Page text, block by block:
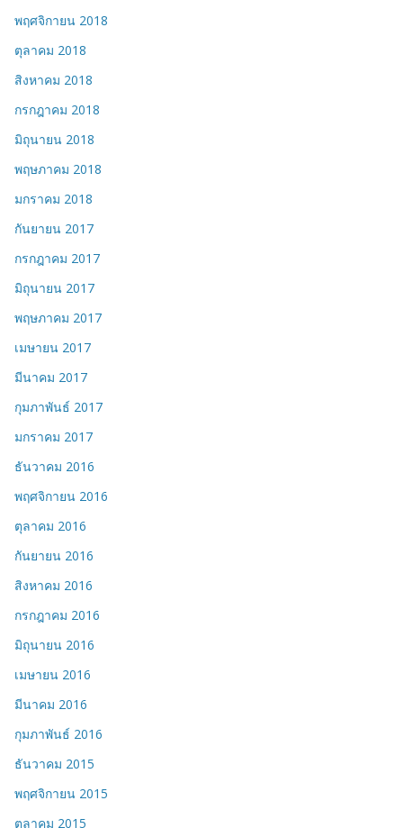
พฤศจิกายน 2018
ตุลาคม 2018
สิงหาคม 2018
กรกฎาคม 2018
มิถุนายน 2018
พฤษภาคม 2018
มกราคม 2018
กันยายน 2017
กรกฎาคม 2017
มิถุนายน 2017
พฤษภาคม 2017
เมษายน 2017
มีนาคม 2017
กุมภาพันธ์ 2017
มกราคม 2017
ธันวาคม 2016
พฤศจิกายน 2016
ตุลาคม 2016
กันยายน 2016
สิงหาคม 2016
กรกฎาคม 2016
มิถุนายน 2016
เมษายน 2016
มีนาคม 2016
กุมภาพันธ์ 2016
ธันวาคม 2015
พฤศจิกายน 2015
ตุลาคม 2015